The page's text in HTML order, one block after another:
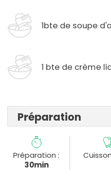
1bte de soupe
1 bte de crème
Préparation
Préparation :
30min